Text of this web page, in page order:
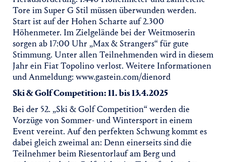
Tore im Super G Stil müssen überwunden werden.
Start ist auf der Hohen Scharte auf 2.300
Höhenmeter. Im Zielgelände bei der Weitmoserin
sorgen ab 17:00 Uhr „Max & Strangers“ für gute
Stimmung. Unter allen Teilnehmenden wird in diesem
Jahr ein Fiat Topolino verlost. Weitere Informationen
und Anmeldung: www.gastein.com/dienord
Ski & Golf Competition: 11. bis 13.4.2025
Bei der 52. „Ski & Golf Competition“ werden die
Vorzüge von Sommer- und Wintersport in einem
Event vereint. Auf den perfekten Schwung kommt es
dabei gleich zweimal an: Denn einerseits sind die
Teilnehmer beim Riesentorlauf am Berg und